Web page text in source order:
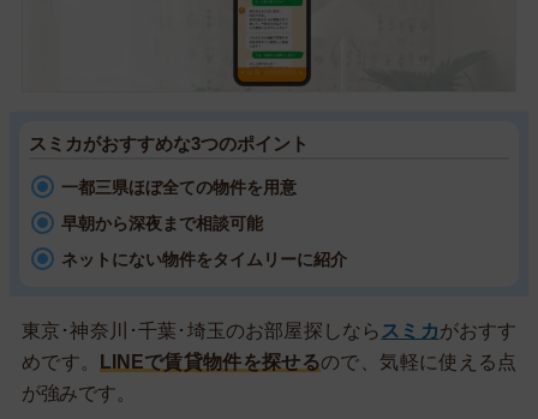
スミカがおすすめな3つのポイント
一都三県ほぼ全ての物件を用意
早朝から深夜まで相談可能
ネットにない物件をタイムリーに紹介
東京･神奈川･千葉･埼玉のお部屋探しならスミカがおすす
めです。
LINEで賃貸物件を探せるので、気軽に使える点
が強みです。